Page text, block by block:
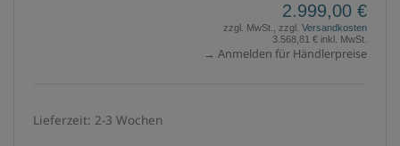
2.999,00 €
zzgl. MwSt., zzgl. Versandkosten
3.568,81 € inkl. MwSt.
→ Anmelden für Händlerpreise
Lieferzeit: 2-3 Wochen